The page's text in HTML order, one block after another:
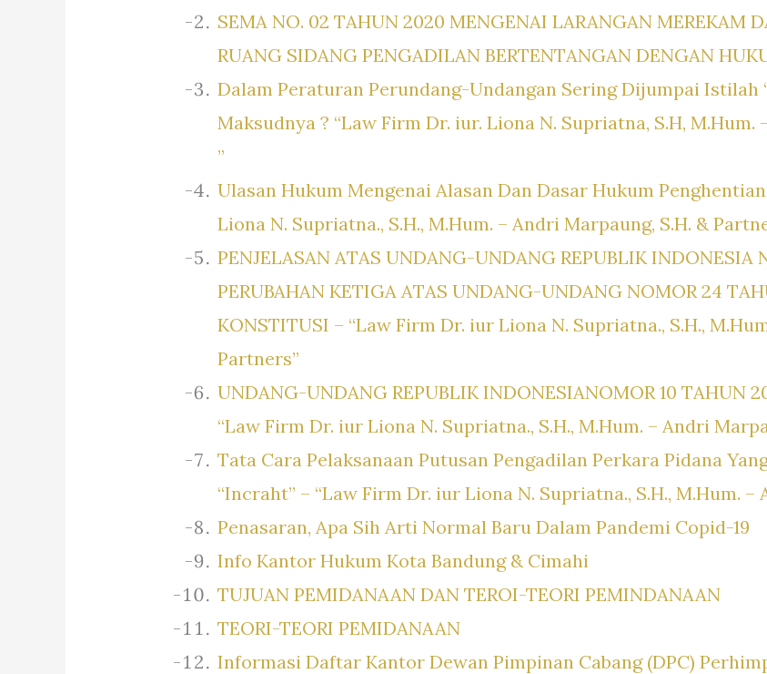
SEMA NO. 02 TAHUN 2020 MENGENAI LARANGAN MEREKAM
RUANG SIDANG PENGADILAN BERTENTANGAN DENGAN
Dalam Peraturan Perundang-Undangan Sering Dijumpai Istilah
Maksudnya ? “Law Firm Dr. iur. Liona N. Supriatna, S.H, M.Hum.
”
Ulasan Hukum Mengenai Alasan Dan Dasar Hukum
Liona N. Supriatna., S.H., M.Hum. – Andri Marpaung, S.H. &
PENJELASAN ATAS UNDANG-UNDANG REPUBLIK INDONESIA
PERUBAHAN KETIGA ATAS UNDANG-UNDANG NOMOR 24
KONSTITUSI – “Law Firm Dr. iur Liona N. Supriatna., S.H.,
Partners”
UNDANG-UNDANG REPUBLIK INDONESIANOMOR 10 TAHUN
“Law Firm Dr. iur Liona N. Supriatna., S.H., M.Hum. – Andri
Tata Cara Pelaksanaan Putusan Pengadilan Perkara Pidana
“Incraht” – “Law Firm Dr. iur Liona N. Supriatna., S.H., M.Hum.
Penasaran, Apa Sih Arti Normal Baru Dalam Pandemi Copid-19
Info Kantor Hukum Kota Bandung & Cimahi
TUJUAN PEMIDANAAN DAN TEROI-TEORI PEMINDANAAN
TEORI-TEORI PEMIDANAAN
Informasi Daftar Kantor Dewan Pimpinan Cabang (DPC)